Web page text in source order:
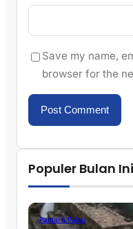
Save my name,
browser for the
Populer Bulan Ini
Pantai & Pulau